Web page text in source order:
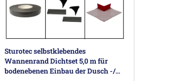
Sturotec selbstklebendes
Wannenrand Dichtset 5,0 m für
bodenebenen Einbau der Dusch -/